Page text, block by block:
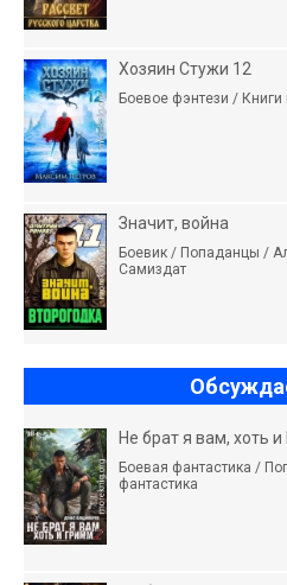
Хозяин Стужи 12
Боевое фэнтези /
Значит, война
Боевик / Попаданцы /
Самиздат
Не брат я вам, хоть и
Боевая фантастика /
фантастика